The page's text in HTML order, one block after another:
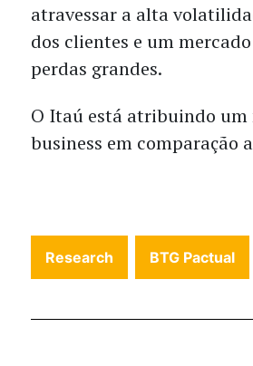
atravessar a alta
dos clientes e um
perdas grandes.
O Itaú está atribuindo
business em comparação
Research BTG Pactual